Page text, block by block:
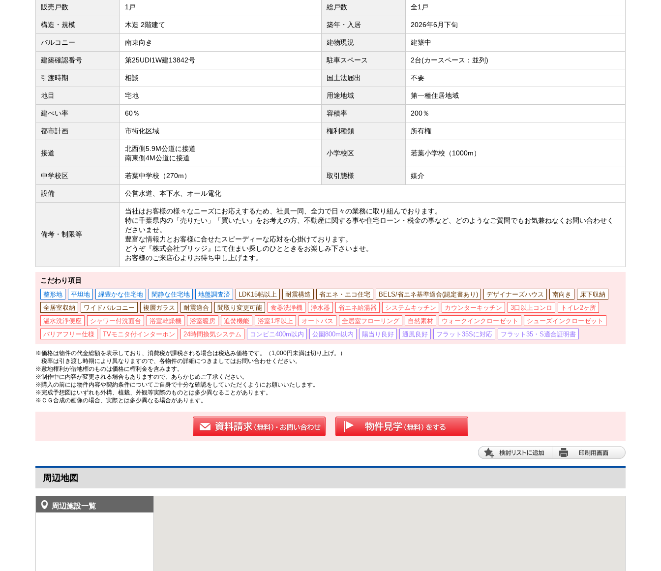
販売戸数 1戸 総戸数 全1戸
構造・規模 木造 2階建て 築年・入居 2026年6月下旬
バルコニー 南東向き 建物現況 建築中
建築確認番号 第25UDI1W建13842号 駐車スペース 2台(カースペース：並列)
引渡時期 相談 国土法届出 不要
地目 宅地 用途地域 第一種住居地域
建ぺい率 60％ 容積率 200％
都市計画 市街化区域 権利種類 所有権
接道
北西側5.9M公道に接道
南東側4M公道に接道
小学校区 若葉小学校（1000m）
中学校区 若葉中学校（270m） 取引態様 媒介
設備 公営水道、本下水、オール電化
備考・制限等
当社はお客様の様々なニーズにお応えするため、社員一同、全力で日々の業務に取り組んでおります。
特に千葉県内の「売りたい」「買いたい」をお考えの方、不動産に関する事や住宅ローン・税金の事など、どのようなご質問でもお気兼ねなくお問い合わせく
ださいませ。
豊富な情報力とお客様に合せたスピーディーな応対を心掛けております。
どうぞ『株式会社ブリッジ』にて住まい探しのひとときをお楽しみ下さいませ。
お客様のご来店心よりお待ち申し上げます。
こだわり項目
整形地 平坦地 緑豊かな住宅地 閑静な住宅地 地盤調査済 LDK15帖以上 耐震構造 省エネ・エコ住宅 BELS/省エネ基準適合(認定書あり) デザイナーズハウス 南向き
床下収納
全居室収納
ワイドバルコニー 複層ガラス 耐震適合 間取り変更可能 食器洗浄機 浄水器 省エネ給湯器 システムキッチン カウンターキッチン 3口以上コンロ
トイレ2ヶ所
温水洗浄便座
シャワー付洗面台 浴室乾燥機 浴室暖房 追焚機能 浴室1坪以上 オートバス 全居室フローリング 自然素材 ウォークインクローゼット
シューズインクローゼット
バリアフリー仕様
TVモニタ付インターホン 24時間換気システム コンビニ400m以内 公園800m以内 陽当り良好 通風良好 フラット35Sに対応 フラット35・S適合証明書
※価格は物件の代金総額を表示しており、消費税が課税される場合は税込み価格です。（1,000円未満は切り上げ。）
税率は引き渡し時期により異なりますので、各物件の詳細につきましてはお問い合わせください。
※敷地権利が借地権のものは価格に権利金を含みます。
※制作中に内容が変更される場合もありますので、あらかじめご了承ください。
※購入の前には物件内容や契約条件についてご自身で十分な確認をしていただくようにお願いいたします。
※完成予想図はいずれも外構、植栽、外観等実際のものとは多少異なることがあります。
※ＣＧ合成の画像の場合、実際とは多少異なる場合があります。
周辺地図
周辺施設一覧